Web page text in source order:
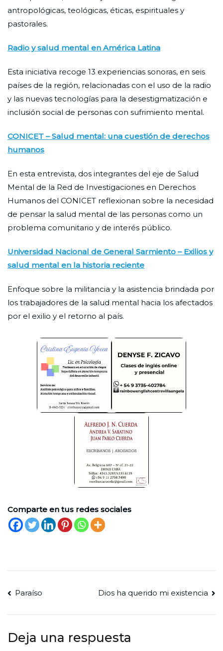
antropológicas, teológicas, éticas, espirituales y
pastorales.
Radio y salud mental en América Latina
Esta iniciativa recoge 13 experiencias sonoras, en seis
países de la región, relacionadas con el uso de la radio
y las nuevas tecnologías para la desestigmatización e
inclusión social de personas con sufrimiento mental.
CONICET – Salud mental: una cuestión de derechos
humanos
En esta entrevista, dos integrantes del eje de Salud
Mental de la Red de Investigaciones en Derechos
Humanos del CONICET reflexionan sobre la necesidad
de pensar la salud mental de las personas como un
problema comunitario y de interés público.
Universidad Nacional de General Sarmiento – Exilios y
salud mental en la historia reciente
Enfoque sobre la militancia y la asistencia brindada por
los trabajadores de la salud mental hacia los afectados
por el exilio y el retorno al país.
Comparte en tus redes sociales
Navegación
de
entradas
Paraíso Dios ha querido mi existencia
Deja una respuesta